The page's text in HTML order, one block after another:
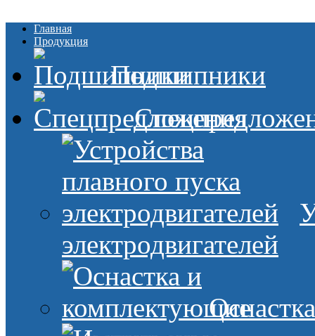
Главная
Продукция
Подшипники
электродвигателей